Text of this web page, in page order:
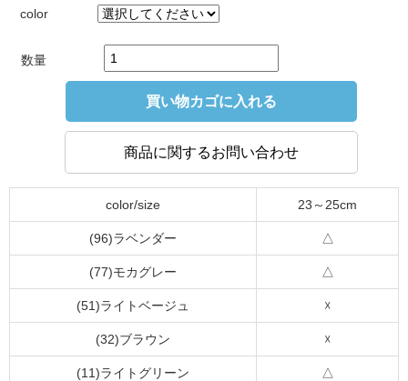
color
数量
買い物カゴに入れる
商品に関するお問い合わせ
color/size 23～25cm
(96)ラベンダー △
(77)モカグレー △
(51)ライトベージュ ☓
(32)ブラウン ☓
(11)ライトグリーン △